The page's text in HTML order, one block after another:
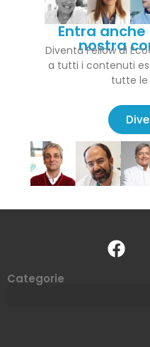
Entra
nostra
Diventa Fellow di
a tutti i contenuti
tutte le
Categorie